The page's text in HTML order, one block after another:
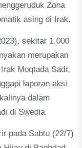
Zona
asing di Irak.
sekitar 1.000
merupakan
Moqtada Sadr,
laporan aksi
dalam
di Swedia.
pada Sabtu (22/7)